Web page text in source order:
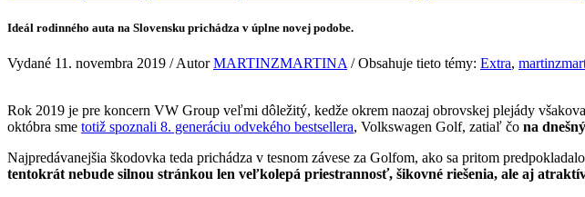
Ideál rodinného auta na Slovensku prichádza v úplne novej podobe.
Vydané 11. novembra 2019 / AutorMARTINZMARTINA / Obsahuje tieto témy: Extra,
Rok 2019 je pre koncern VW Group veľmi dôležitý, kedže okrem naozaj obrovskej plejády
októbra sme totiž spoznali 8. generáciu odvekého bestsellera, Volkswagen Golf, zatiaľ čo na
Najpredávanejšia škodovka teda prichádza v tesnom závese za Golfom, ako sa pritom
tentokrát nebude silnou stránkou len veľkolepá priestrannosť, šikovné riešenia, ale aj